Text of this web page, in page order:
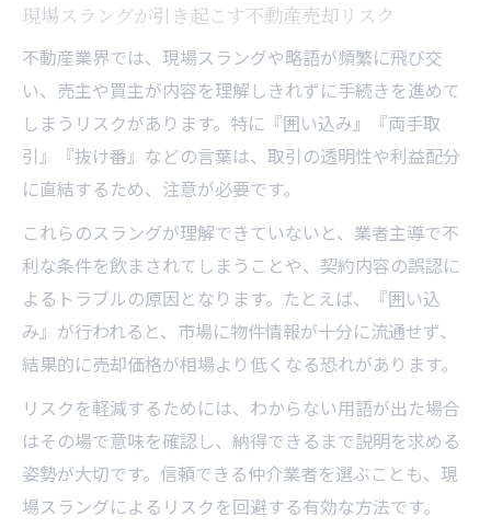
現場スラングが引き起こす不動産売却リスク
不動産業界では、現場スラングや略語が頻繁に飛び交
い、売主や買主が内容を理解しきれずに手続きを進めて
しまうリスクがあります。特に『囲い込み』『両手取
引』『抜け番』などの言葉は、取引の透明性や利益配分
に直結するため、注意が必要です。
これらのスラングが理解できていないと、業者主導で不
利な条件を飲まされてしまうことや、契約内容の誤認に
よるトラブルの原因となります。たとえば、『囲い込
み』が行われると、市場に物件情報が十分に流通せず、
結果的に売却価格が相場より低くなる恐れがあります。
リスクを軽減するためには、わからない用語が出た場合
はその場で意味を確認し、納得できるまで説明を求める
姿勢が大切です。信頼できる仲介業者を選ぶことも、現
場スラングによるリスクを回避する有効な方法です。